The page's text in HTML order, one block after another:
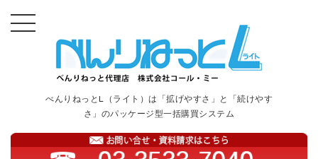
べんりねっとL（ライト）は「拡げやすさ」と「続けやす
さ」のパッケージ型一括購買システム